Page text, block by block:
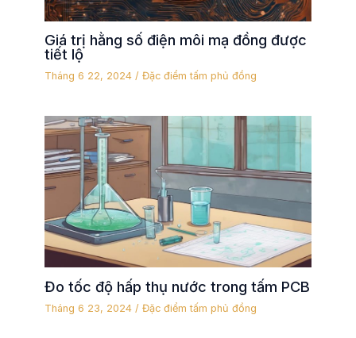
Giá trị hằng số điện môi mạ đồng được
tiết lộ
Tháng 6 22, 2024/Đặc điểm tấm phủ đồng
Đo tốc độ hấp thụ nước trong tấm PCB
Tháng 6 23, 2024/Đặc điểm tấm phủ đồng